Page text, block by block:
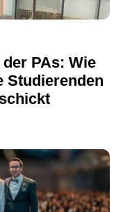
PAs: Wie
Studierenden